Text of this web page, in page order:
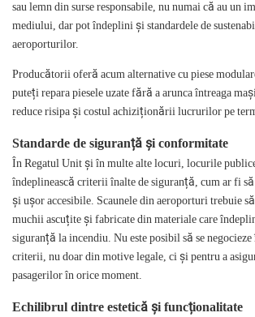
sau lemn din surse responsabile, nu numai că au un
mediului, dar pot îndeplini și standardele de
aeroporturilor.
Producătorii oferă acum alternative cu piese
puteți repara piesele uzate fără a arunca întreaga
reduce risipa și costul achiziționării lucrurilor pe
Standarde de siguranță și conformitate
În Regatul Unit și în multe alte locuri, locurile
îndeplinească criterii înalte de siguranță, cum ar fi
și ușor accesibile. Scaunele din aeroporturi trebuie
muchii ascuțite și fabricate din materiale care
siguranță la incendiu. Nu este posibil să se
criterii, nu doar din motive legale, ci și pentru a
pasagerilor în orice moment.
Echilibrul dintre estetică și funcționalitate